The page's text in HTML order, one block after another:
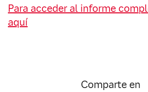
Para acceder al informe
aquí
Comparte en